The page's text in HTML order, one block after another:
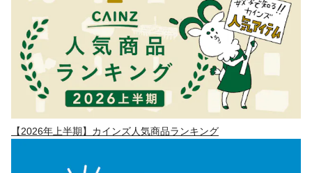
【2026年上半期】カインズ人気商品ランキング